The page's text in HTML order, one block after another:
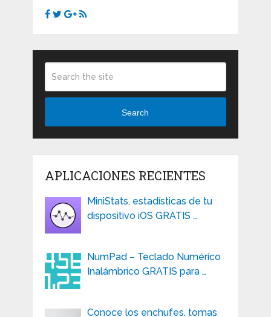
Search
APLICACIONES RECIENTES
MiniStats, estadísticas de tu
dispositivo iOS GRATIS …
NumPad – Teclado Numérico
Inalámbrico GRATIS para …
Conoce los enchufes, tomas